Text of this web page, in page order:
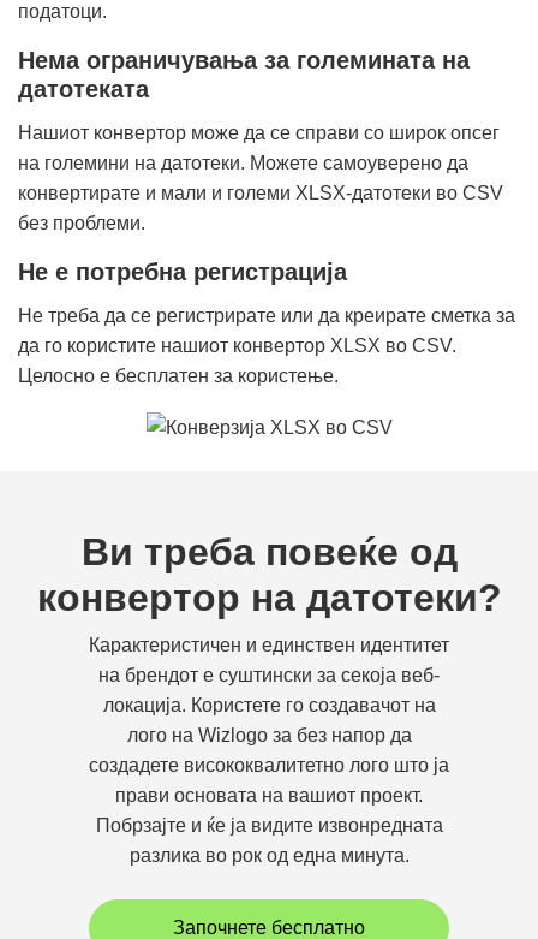
податоци.
Нема ограничувања за големината на
датотеката
Нашиот конвертор може да се справи со широк опсег
на големини на датотеки. Можете самоуверено да
конвертирате и мали и големи XLSX-датотеки во CSV
без проблеми.
Не е потребна регистрација
Не треба да се регистрирате или да креирате сметка за
да го користите нашиот конвертор XLSX во CSV.
Целосно е бесплатен за користење.
Ви треба повеќе од
конвертор на датотеки?
Карактеристичен и единствен идентитет
на брендот е суштински за секоја веб-
локација. Користете го создавачот на
лого на Wizlogo за без напор да
создадете висококвалитетно лого што ја
прави основата на вашиот проект.
Побрзајте и ќе ја видите извонредната
разлика во рок од една минута.
Започнете бесплатно